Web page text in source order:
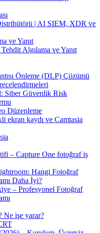
| AI SIEM, XDR ve
ve Yanıt
Algılama ve Yanıt
Önleme (DLP) Çözümü
Siber Güvenlik Risk
Düzenleme
ekran kaydı ve Camtasia
– Capture One fotoğraf iş
Hangi Fotoğraf
Daha İyi?
– Profesyonel Fotoğraf
Ne işe yarar?